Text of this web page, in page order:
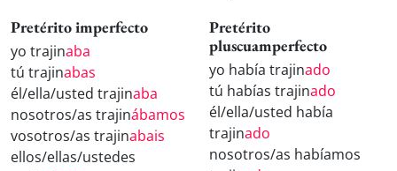
Pretérito imperfecto
yo trajinaba
tú trajinabas
él/ella/usted trajinaba
nosotros/as trajinábamos
vosotros/as trajinabais
ellos/ellas/ustedes
Pretérito
pluscuamperfecto
yo había trajinado
tú habías trajinado
él/ella/usted había
trajinado
nosotros/as habíamos